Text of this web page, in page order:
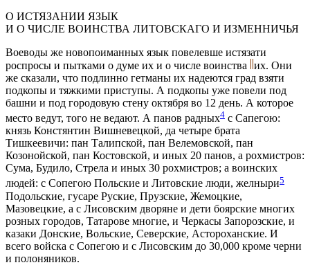
О ИСТЯЗАНИИ ЯЗЫК
И О ЧИСЛE ВОИНСТВА ЛИТОВСКАГО И ИЗМEННИЧЬЯ
Воеводы же новопоиманных язык повелeвше истязати
роспросы и пытками о думe их и о числe воинства
их. Они
же сказали, что подлинно гетманы их надeются град взяти
подкопы и тяжкими приступы. А подкопы уже повели под
башни и под городовую стeну октября во 12 день. А которое
мeсто ведут, того не вeдают. А панов радных4 с Сапeгою:
князь Констянтин Вишневецкой, да четыре брата
Тишкeевичи: пан Талипской, пан Велемовской, пан
Козонойской, пан Костовской, и иных 20 панов, а рохмистров:
Сума, Будило, Стрeла и иных 30 рохмистров; а воинских
людей: с Сопeгою Польские и Литовские люди, желныри5
Подольские, гусаре Руские, Прузские, Жемоцкие,
Мазовецкие, а с Лисовским дворяне и дeти боярские многих
розных городов, Татарове многие, и Черкасы Запорозские, и
казаки Донские, Вольские, Сeверские, Астороханские. И
всего войска с Сопeгою и с Лисовским до 30,000 кромe черни
и полоняников.